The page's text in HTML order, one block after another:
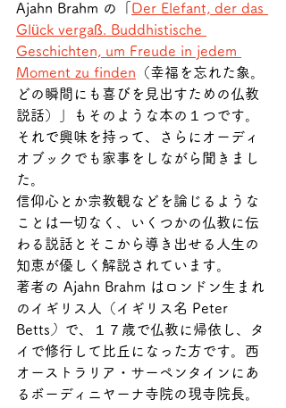
Ajahn Brahm の「 Der Elefant, der das
Glück vergaß. Buddhistische
Geschichten, um Freude in jedem
Moment zu finden （幸福を忘れた象。
どの瞬間にも喜びを見出すための仏教
説話）」もそのような本の１つです。
それで興味を持って、さらにオーディ
オブックでも家事をしながら聞きまし
た。
信仰心とか宗教観などを論じるような
ことは一切なく、いくつかの仏教に伝
わる説話とそこから導き出せる人生の
知恵が優しく解説されています。
著者の Ajahn Brahm はロンドン生まれ
のイギリス人（イギリス名 Peter
Betts ）
で、１７歳で仏教に帰依し、タ
イで修行して比丘になった方です。西
オーストラリア・サーペンタインにあ
るボーディニヤーナ寺院の現寺院長。